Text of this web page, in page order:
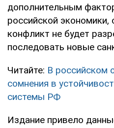
дополнительным
российской экономики,
конфликт не будет
последовать новые
Читайте: В российском
сомнения в
системы РФ
Издание привело